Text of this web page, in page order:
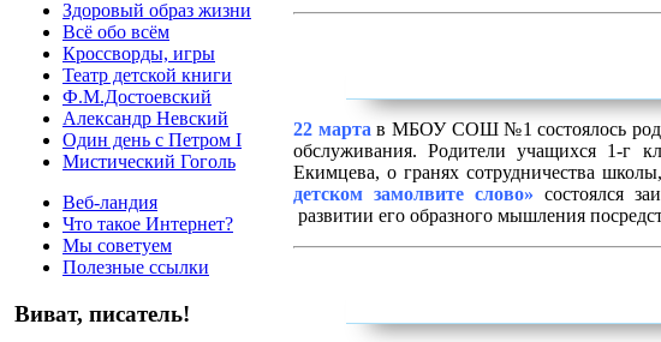
Здоровый образ жизни
Всё обо всём
Кроссворды, игры
Театр детской книги
Ф.М.Достоевский
Александр Невский
Один день с Петром I
Мистический Гоголь
Веб-ландия
Что такое Интернет?
Мы советуем
Полезные ссылки
Виват, писатель!
22 марта в МБОУ СОШ №1 состоялось
обслуживания. Родители учащихся 1-г
Екимцева, о гранях сотрудничества
детском замолвите слово» состоялся
развитии его образного мышления